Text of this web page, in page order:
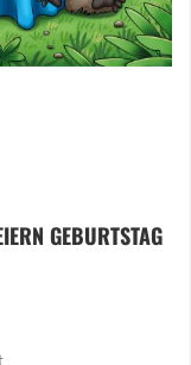
GEBURTSTAG